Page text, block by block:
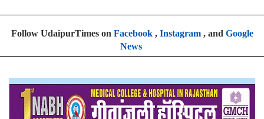
Follow UdaipurTimes on Facebook, Instagram, and Google
News